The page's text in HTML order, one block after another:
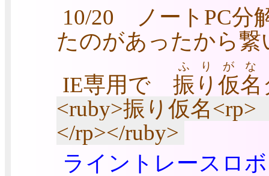
10/20 ノートPC分
たのがあったから
IE専用で振り仮名
ふりがな
<ruby>振り仮名<rp>
</rp></ruby>
ライントレースロ